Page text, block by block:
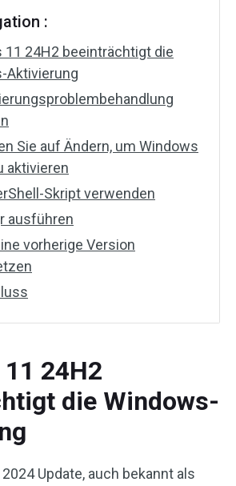
:
11 24H2 beeinträchtigt die
Aktivierung
Sie auf Ändern, um Windows
aktivieren
Skript verwenden
ausführen
vorherige Version
24H2
die Windows-
Update, auch bekannt als